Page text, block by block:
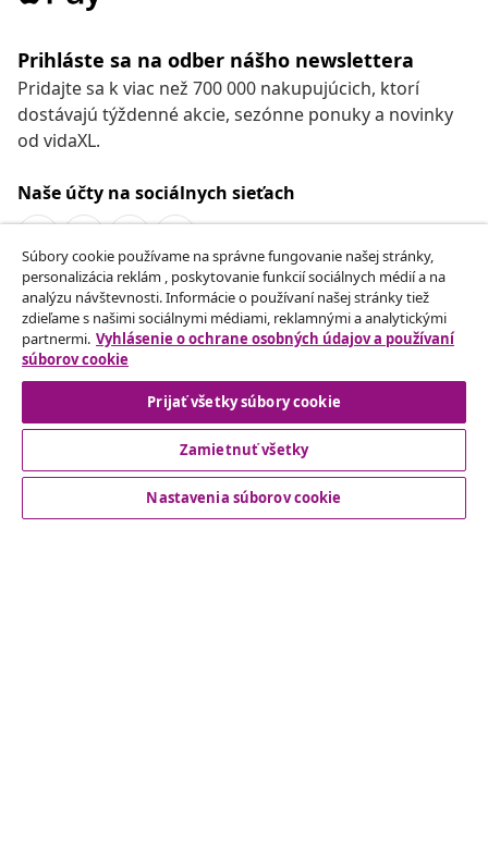
Prihláste sa na odber nášho newslettera
Pridajte sa k viac než 700 000 nakupujúcich, ktorí
dostávajú týždenné akcie, sezónne ponuky a novinky
od vidaXL.
Naše účty na sociálnych sieťach
Odstúpenie od zmluvy
Odošlite žiadosť o odstúpenie od vašej objednávky.
Odstúpenie od zmluvy
Zákaznícky Servis
Súbory cookie používame na správne fungovanie našej stránky,
personalizácia reklám , poskytovanie funkcií sociálnych médií a na
analýzu návštevnosti. Informácie o používaní našej stránky tiež
zdieľame s našimi sociálnymi médiami, reklamnými a analytickými
partnermi. Vyhlásenie o ochrane osobných údajov a používaní
súborov cookie
Prijať všetky súbory cookie
Zamietnuť všetky
Nastavenia súborov cookie